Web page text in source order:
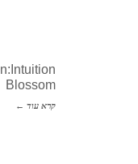
Blossom
קרא עוד ←